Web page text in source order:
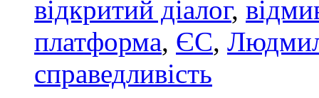
відкритий діалог,
платформа, ЄС,
справедливість